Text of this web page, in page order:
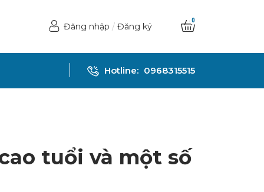
Đăng nhập / Đăng ký
0
Hotline: 0968315515
tuổi và một số